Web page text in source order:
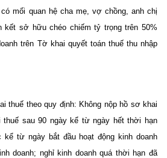
mối quan hệ cha mẹ, vợ chồng, anh chị
kết sở hữu chéo chiếm tỷ trọng trên 50%
trên Tờ khai quyết toán thuế thu nhập
thuế theo quy định: Không nộp hồ sơ khai
thuế sau 90 ngày kể từ ngày hết thời hạn
kể từ ngày bắt đầu hoạt động kinh doanh
doanh; nghỉ kinh doanh quá thời hạn đã